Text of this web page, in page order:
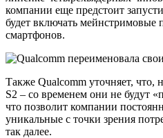
компании еще предстоит
будет включать мейнстримовые
смартфонов.
Также Qualcomm уточняет, что,
S2 – со временем они не будут
что позволит компании
уникальные с точки зрения
так далее.